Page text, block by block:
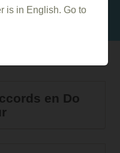
guitare
en Do
is in English. Go to